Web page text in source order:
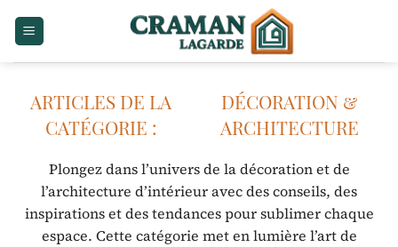
DÉCORATION &
ARCHITECTURE
Plongez dans l’univers de la décoration et de
l’architecture d’intérieur avec des conseils, des
inspirations et des tendances pour sublimer chaque
espace. Cette catégorie met en lumière l’art de